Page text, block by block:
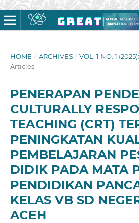
HOME / ARCHIVES / VOL. 1 NO. 1
Articles
PENERAPAN
CULTURALLY
TEACHING (CRT)
PENINGKATAN
PEMBELAJARAN
DIDIK PADA MATA
PENDIDIKAN
KELAS VB SD
ACEH